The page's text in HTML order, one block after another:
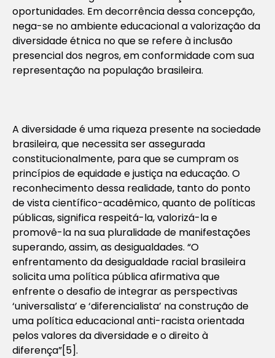
oportunidades. Em decorrência dessa concepção,
nega-se no ambiente educacional a valorização da
diversidade étnica no que se refere à inclusão
presencial dos negros, em conformidade com sua
representação na população brasileira.
A diversidade é uma riqueza presente na sociedade
brasileira, que necessita ser assegurada
constitucionalmente, para que se cumpram os
princípios de equidade e justiça na educação. O
reconhecimento dessa realidade, tanto do ponto
de vista científico-acadêmico, quanto de políticas
públicas, significa respeitá-la, valorizá-la e
promovê-la na sua pluralidade de manifestações
superando, assim, as desigualdades. “O
enfrentamento da desigualdade racial brasileira
solicita uma política pública afirmativa que
enfrente o desafio de integrar as perspectivas
‘universalista’ e ‘diferencialista’ na construção de
uma política educacional anti-racista orientada
pelos valores da diversidade e o direito à
diferença”[5].